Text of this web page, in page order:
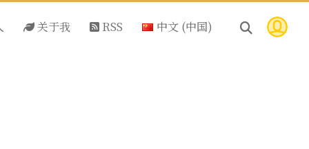
关于我 RSS 中文 (中国)